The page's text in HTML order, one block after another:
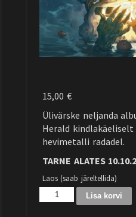
15,00 €
Ülivärske neljanda
Herald kindlakäeliselt
hevimetalli radadel.
TARNE ALATES
Laos (saab järeltellida)
Lisa korvi